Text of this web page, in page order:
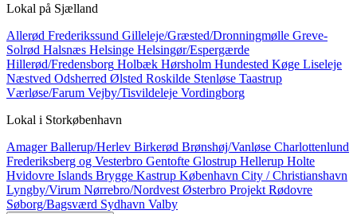
Lokal på Sjælland
Allerød Frederikssund Gilleleje/Græsted/Dronningmølle Greve-
Solrød Halsnæs Helsinge Helsingør/Espergærde
Hillerød/Fredensborg Holbæk Hørsholm Hundested Køge Liseleje
Næstved Odsherred Ølsted Roskilde Stenløse Taastrup
Værløse/Farum Vejby/Tisvildeleje Vordingborg
Lokal i Storkøbenhavn
AmagerBallerup/Herlev Birkerød Brønshøj/Vanløse Charlottenlund
Frederiksberg og Vesterbro Gentofte Glostrup Hellerup Holte
Hvidovre Islands Brygge Kastrup København City / Christianshavn
Lyngby/Virum Nørrebro/Nordvest Østerbro Projekt Rødovre
Søborg/Bagsværd Sydhavn Valby